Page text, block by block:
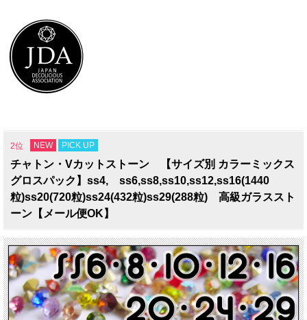
2位 NEW PICK UP
チャトン・Vカットストーン 【サイズ別 カラーミックス
グロスパック】ss4, ss6,ss8,ss10,ss12,ss16(1440
粒)ss20(720粒)ss24(432粒)ss29(288粒) 高級ガラススト
ーン【メール便OK】